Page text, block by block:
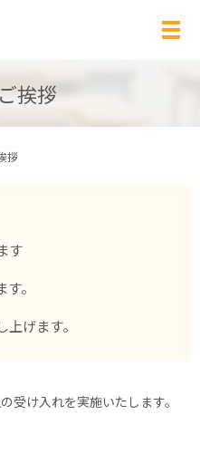
メ
挨拶
拶
す
。
げます。
受け入れを実施いたします。